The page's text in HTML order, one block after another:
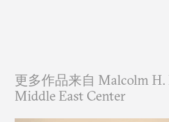
更多作品来自 Malcolm H.
Middle East Center